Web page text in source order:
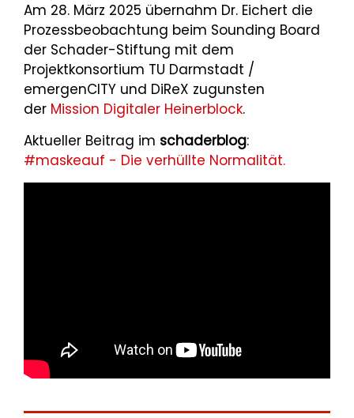
Am 28. März 2025 übernahm Dr. Eichert die
Prozessbeobachtung beim Sounding Board
der Schader-Stiftung mit dem
Projektkonsortium TU Darmstadt /
emergenCITY und DiReX zugunsten
der Mission Digitaler Heinerblock.
Aktueller Beitrag im schaderblog:
#maskeauf - Die verhüllte Normalität.